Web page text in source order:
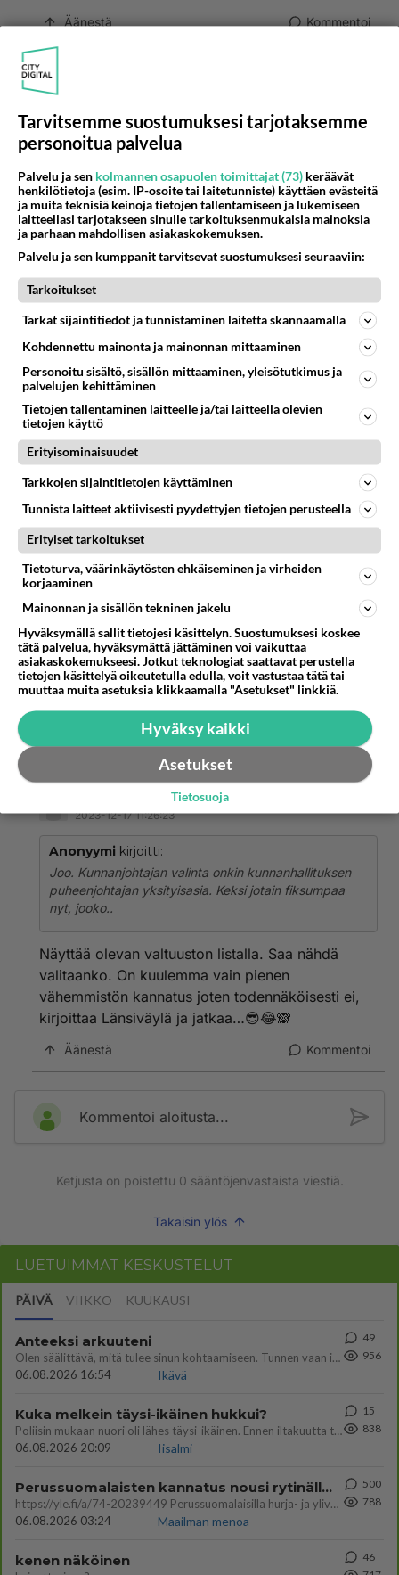
Äänestä Kommentoi
Anonyymikirjoitti:
Joo. Kunnanjohtajan valinta onkin kunnanhallituksen
nyt, jooko..
Keksi jotain älykkäämpää
Äänestä Kommentoi
Anonyymi
2023-12-17 10:28:25
Anonyymikirjoitti:
Keksi jotain älykkäämpää
Älykkäämpi oli melko helppo löytää.
Äänestä Kommentoi
2023-12-17 11:26:23
Anonyymi kirjoitti:
Joo. Kunnanjohtajan valinta onkin kunnanhallituksen
puheenjohtajan yksityisasia. Keksi jotain fiksumpaa
nyt, jooko..
Näyttää olevan valtuuston listalla. Saa nähdä
valitaanko. On kuulemma vain pienen
vähemmistön kannatus joten todennäköisesti ei,
kirjoittaa Länsiväylä ja jatkaa…😎😂🙈
Äänestä Kommentoi
Kommentoi aloitusta...
Ketjusta on poistettu 0 sääntöjenvastaista viestiä.
Takaisin ylös
LUETUIMMAT KESKUSTELUT
PÄIVÄ VIIKKO KUUKAUSI
Anteeksi arkuuteni
Olen säälittävä, mitä tulee sinun kohtaamiseen. Tunnen vaan itseni todella epävarmaksi sun kanssa. Jos minun olisi pitän
06.08.2026 16:54
Ikävä
49
956
Kuka melkein täysi-ikäinen hukkui?
Poliisin mukaan nuori oli lähes täysi-ikäinen. Ennen iltakuutta tulleen ilmoituksen mukaan ihminen oli joutunut mahdoll
06.08.2026 20:09
Iisalmi
15
838
Perussuomalaisten kannatus nousi rytinällä Ylen tänään julkaisemassa tuoreimmassa gallup-kyselyssä.
https://yle.fi/a/74-20239449 Perussuomalaisilla hurja- ja ylivoimaisesti suurin nousu tässä uudessa Ylen gallupissa. Kyl
06.08.2026 03:24
Maailman menoa
500
788
kenen näköinen
46
Tarvitsemme suostumuksesi tarjotaksemme
personoitua palvelua
Palvelu ja sen kolmannen osapuolen toimittajat (73) keräävät
henkilötietoja (esim. IP-osoite tai laitetunniste) käyttäen evästeitä
ja muita teknisiä keinoja tietojen tallentamiseen ja lukemiseen
laitteellasi tarjotakseen sinulle tarkoituksenmukaisia mainoksia
ja parhaan mahdollisen asiakaskokemuksen.
Palvelu ja sen kumppanit tarvitsevat suostumuksesi seuraaviin:
Tarkoitukset
Tarkat sijaintitiedot ja tunnistaminen laitetta skannaamalla
Kohdennettu mainonta ja mainonnan mittaaminen
Personoitu sisältö, sisällön mittaaminen, yleisötutkimus ja
palvelujen kehittäminen
Tietojen tallentaminen laitteelle ja/tai laitteella olevien
tietojen käyttö
Erityisominaisuudet
Tarkkojen sijaintitietojen käyttäminen
Tunnista laitteet aktiivisesti pyydettyjen tietojen perusteella
Erityiset tarkoitukset
Tietoturva, väärinkäytösten ehkäiseminen ja virheiden
korjaaminen
Mainonnan ja sisällön tekninen jakelu
Hyväksymällä sallit tietojesi käsittelyn. Suostumuksesi koskee
tätä palvelua, hyväksymättä jättäminen voi vaikuttaa
asiakaskokemukseesi. Jotkut teknologiat saattavat perustella
tietojen käsittelyä oikeutetulla edulla, voit vastustaa tätä tai
muuttaa muita asetuksia klikkaamalla "Asetukset" linkkiä.
Hyväksy kaikki
Asetukset
Tietosuoja